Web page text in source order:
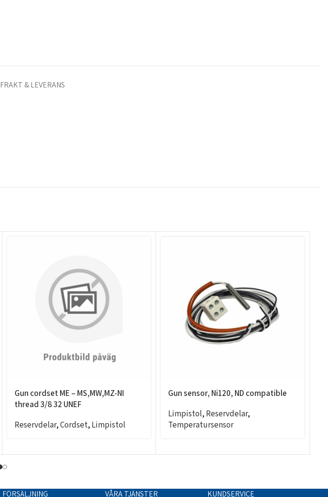
FRAKT & LEVERANS
Gun cordset ME – MS,MW,MZ-NI
thread 3/8 32 UNEF
Reservdelar,Cordset, Limpistol
Gun sensor, Ni120, ND compatible
Limpistol, Reservdelar,
Temperatursensor
FÖRSÄLJNING VÅRA TJÄNSTER KUNDSERVICE